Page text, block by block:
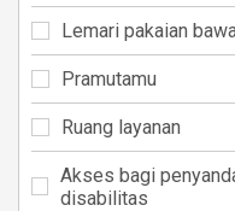
Lemari pakaian
Pramutamu
Ruang layanan
Akses bagi
disabilitas